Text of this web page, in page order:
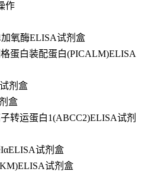
作
氧酶ELISA试剂盒
蛋白装配蛋白(PICALM)ELISA
剂盒
盒
转运蛋白1(ABCC2)ELISA试剂
试剂盒
试剂盒